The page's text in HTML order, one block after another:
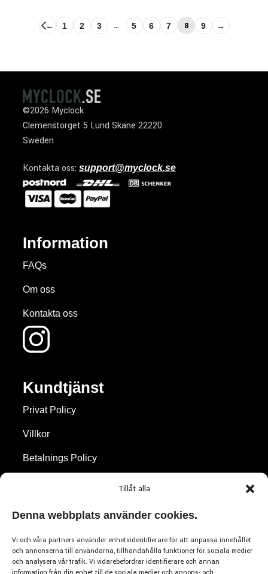
Tillåt alla
Denna webbplats använder cookies.
Vi och våra partners använder enhetsidentifierare för att anpassa innehållet
och annonserna till användarna, tillhandahålla funktioner för sociala medier
och analysera vår trafik. Vi vidarebefordrar identifierare och annan
← 1 2 3 … 5 6 7 8 9 →
©2026 Myclock
Clemenstorget 5 Lund Skane 22220
Sweden
Kontakta oss: support@myclock.se
Information
FAQs
Om oss
Kontakta oss
Kundtjänst
Privat Policy
Villkor
Betalnings Policy